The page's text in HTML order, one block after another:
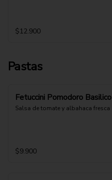
$12.900
Pastas
Fetuccini Pomodoro Basilico
Salsa de tomate y albahaca fresca
$9.900